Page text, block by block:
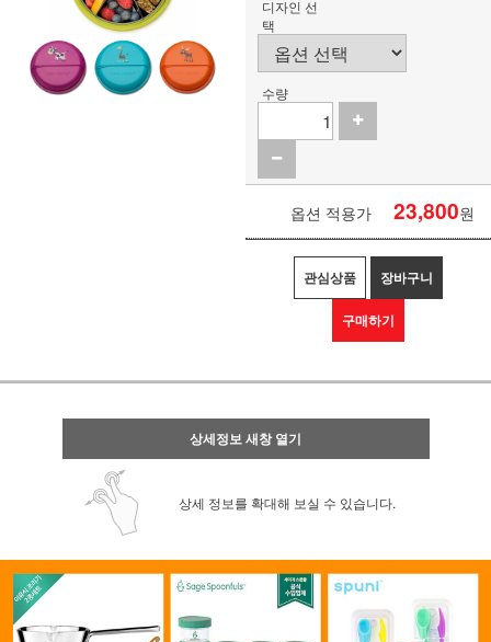
디자인 선
택
수량
옵션 적용가 23,800원
관심상품 장바구니
구매하기
상세정보 새창 열기
상세 정보를 확대해 보실 수 있습니다.